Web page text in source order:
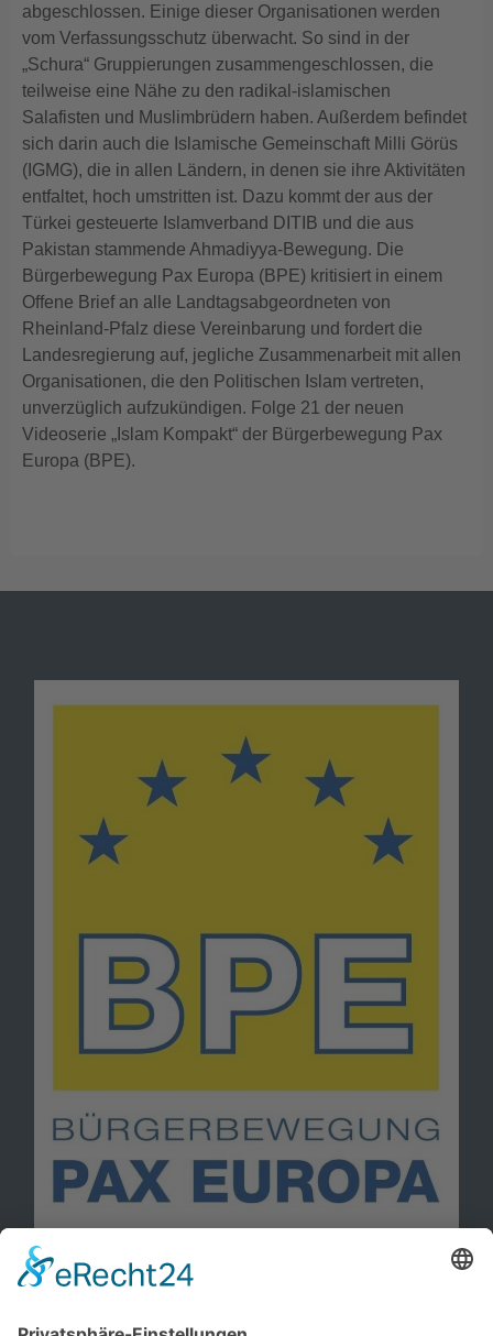
abgeschlossen. Einige dieser Organisationen werden
vom Verfassungsschutz überwacht. So sind in der
„Schura“ Gruppierungen zusammengeschlossen, die
teilweise eine Nähe zu den radikal-islamischen
Salafisten und Muslimbrüdern haben. Außerdem befindet
sich darin auch die Islamische Gemeinschaft Milli Görüs
(IGMG), die in allen Ländern, in denen sie ihre Aktivitäten
entfaltet, hoch umstritten ist. Dazu kommt der aus der
Türkei gesteuerte Islamverband DITIB und die aus
Pakistan stammende Ahmadiyya-Bewegung. Die
Bürgerbewegung Pax Europa (BPE) kritisiert in einem
Offene Brief an alle Landtagsabgeordneten von
Rheinland-Pfalz diese Vereinbarung und fordert die
Landesregierung auf, jegliche Zusammenarbeit mit allen
Organisationen, die den Politischen Islam vertreten,
unverzüglich aufzukündigen. Folge 21 der neuen
Videoserie „Islam Kompakt“ der Bürgerbewegung Pax
Europa (BPE).